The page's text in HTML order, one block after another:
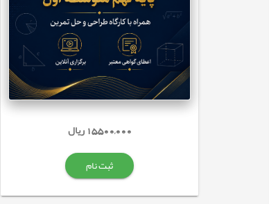
15,500,000 ریال
ثبت نام